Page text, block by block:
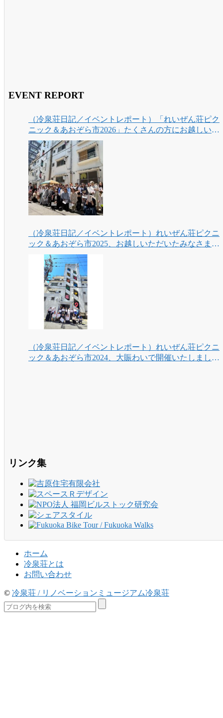
EVENT REPORT
（冷泉荘日記／イベントレポート）「れいぜん荘ピク
ニック＆あおぞら市2026」たくさんの方にお越しいた
だき、ありがとうございました！
（冷泉荘日記／イベントレポート）れいぜん荘ピクニ
ック＆あおぞら市2025、お越しいただいたみなさまあ
りがとうございました！
（冷泉荘日記／イベントレポート）れいぜん荘ピクニ
ック＆あおぞら市2024、大賑わいで開催いたしまし
リンク集
ホーム
冷泉荘とは
お問い合わせ
© 冷泉荘 / リノベーションミュージアム冷泉荘